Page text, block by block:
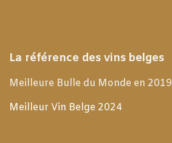
La référence des vins belges
Meilleure Bulle du Monde en 2019
Meilleur Vin Belge 2024